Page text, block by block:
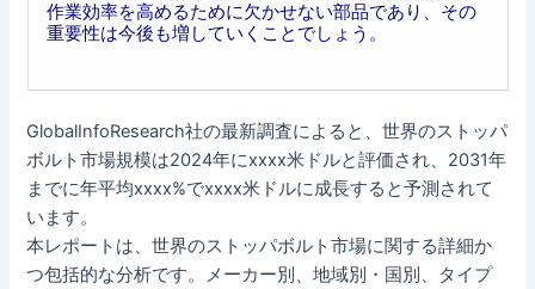
作業効率を高めるために欠かせない部品であり、その
重要性は今後も増していくことでしょう。
GlobalInfoResearch社の最新調査によると、世界のストッパ
ボルト市場規模は2024年にxxxx米ドルと評価され、2031年
までに年平均xxxx%でxxxx米ドルに成長すると予測されて
います。
本レポートは、世界のストッパボルト市場に関する詳細か
つ包括的な分析です。メーカー別、地域別・国別、タイプ